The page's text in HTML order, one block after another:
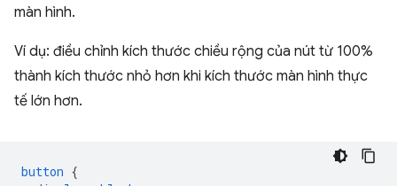
màn hình.
Ví dụ: điều chỉnh kích thước chiều rộng của nút từ 100%
thành kích thước nhỏ hơn khi kích thước màn hình thực
tế lớn hơn.
button {